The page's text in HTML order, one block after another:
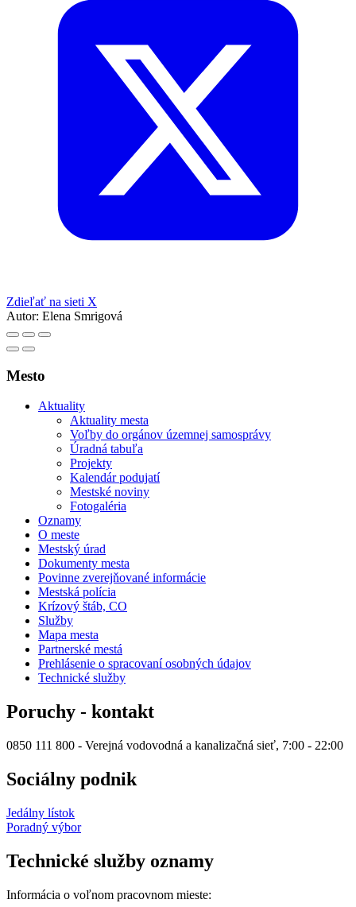
Zdieľať na sieti X
Autor: Elena Smrigová
Mesto
Aktuality
Aktuality mesta
Voľby do orgánov územnej samosprávy
Úradná tabuľa
Projekty
Kalendár podujatí
Mestské noviny
Fotogaléria
Oznamy
O meste
Mestský úrad
Dokumenty mesta
Povinne zverejňované informácie
Mestská polícia
Krízový štáb, CO
Služby
Mapa mesta
Partnerské mestá
Prehlásenie o spracovaní osobných údajov
Technické služby
Poruchy - kontakt
0850 111 800 - Verejná vodovodná a kanalizačná sieť, 7:00 - 22:00
Sociálny podnik
Jedálny lístok
Poradný výbor
Technické služby oznamy
Informácia o voľnom pracovnom mieste: